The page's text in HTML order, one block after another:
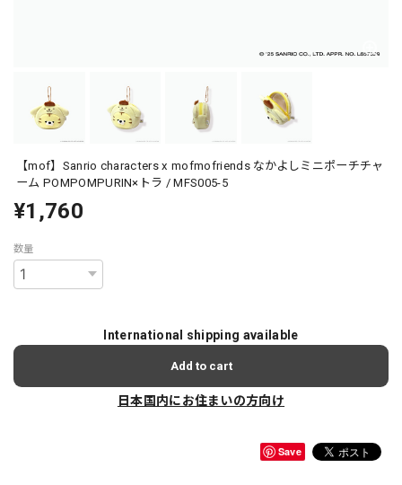
【mof】Sanrio characters x mofmofriends なかよしミニポーチチャ
ーム POMPOMPURIN×トラ / MFS005-5
¥1,760
数量
International shipping available
Add to cart
日本国内にお住まいの方向け
Save